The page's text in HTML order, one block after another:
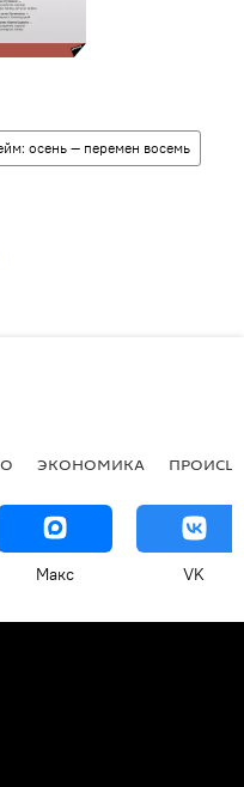
осень — перемен восемь
ЭКОНОМИКА
Макс VK